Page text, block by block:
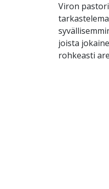
Viron
joista
rohkeasti